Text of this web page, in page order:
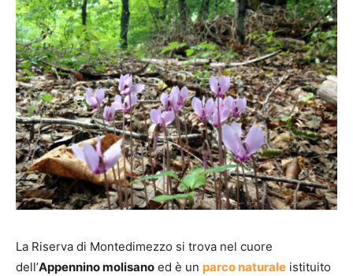
La Riserva di Montedimezzo si trova nel cuore
dell’Appennino molisano ed è un parco naturale istituito